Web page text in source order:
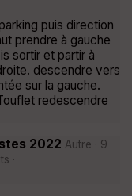
puis direction
prendre à gauche
sortir et partir à
descendre vers
sur la gauche.
redescendre
2022 Autre · 9
·